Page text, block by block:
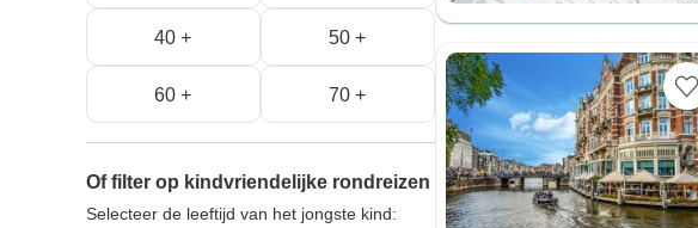
40 + 50 +
60 + 70 +
Of filter op kindvriendelijke rondreizen
Selecteer de leeftijd van het jongste kind: